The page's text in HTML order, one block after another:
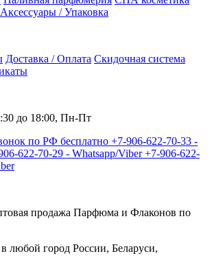
Аксессуары / Упаковка
Доставка / Оплата Скидочная система
до 18:00, Пн-Пт
по РФ бесплатно +7-906-622-70-33 -
622-70-29 - Whatsapp/Viber+7-906-622-
продажа Парфюма и Флаконов по
любой город России, Беларуси,